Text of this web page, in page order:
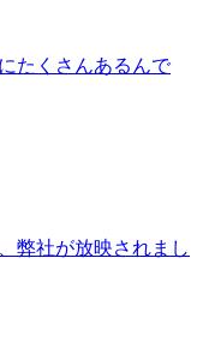
たくさんあるんで
弊社が放映されまし